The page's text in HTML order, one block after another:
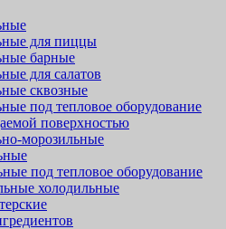
для пиццы
барные
для салатов
сквозные
под тепловое оборудование
поверхностью
морозильные
под тепловое оборудование
холодильные